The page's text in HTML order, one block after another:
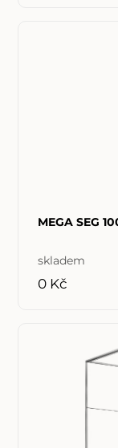
MEGA SEG
skladem
0 Kč